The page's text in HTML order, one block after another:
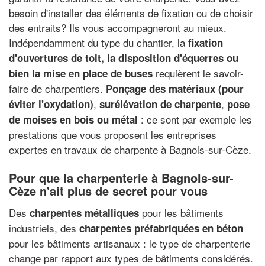
besoin d'installer des éléments de fixation ou de choisir
des entraits? Ils vous accompagneront au mieux.
Indépendamment du type du chantier, la fixation
d'ouvertures de toit, la disposition d'équerres ou
bien la mise en place de buses requièrent le savoir-
faire de charpentiers. Ponçage des matériaux (pour
éviter l'oxydation), surélévation de charpente, pose
de moises en bois ou métal : ce sont par exemple les
prestations que vous proposent les entreprises
expertes en travaux de charpente à Bagnols-sur-Cèze.
Pour que la charpenterie à Bagnols-sur-
Cèze n'ait plus de secret pour vous
Des charpentes métalliques pour les bâtiments
industriels, des charpentes préfabriquées en béton
pour les bâtiments artisanaux : le type de charpenterie
change par rapport aux types de bâtiments considérés.